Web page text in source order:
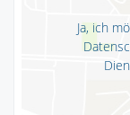
Ja, ich